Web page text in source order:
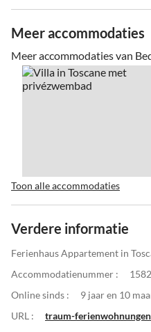
Meer accommodaties
Meer accommodaties van
Toon alle accommodaties
Verdere informatie
Ferienhaus Appartement in
Accommodatienummer :
Online sinds :
9 jaar en 10
URL :
traum-